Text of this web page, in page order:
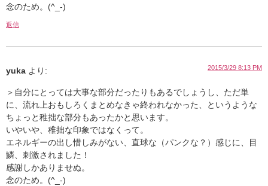
念のため。(^_-)
返信
yuka より: 2015/3/29 8:13 PM
＞自分にとっては大事な部分だったりもあるでしょうし、ただ単
に、流れ上おもしろくまとめなきゃ終われなかった、というような
ちょっと稚拙な部分もあったかと思います。
いやいや、稚拙な印象ではなくって。
エネルギーの出し惜しみがない、直球な（パンクな？）感じに、目
鱗、刺激されました！
感謝しかありませぬ。
念のため。(^_-)